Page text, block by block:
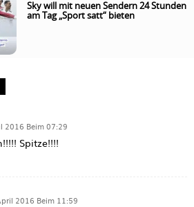
Sky will mit neuen Sendern 24 Stunden
am Tag „Sport satt“ bieten
2016 Beim 07:29
Spitze!!!!
2016 Beim 11:59